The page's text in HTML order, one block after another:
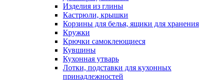
Изделия из глины
Кастрюли, крышки
Корзины для белья, ящики для хранения
Кружки
Крючки самоклеющиеся
Кувшины
Кухонная утварь
Лотки, подставки для кухонных
принадлежностей